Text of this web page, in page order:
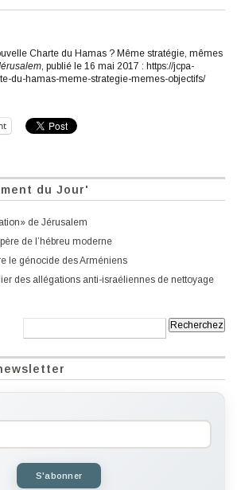
Charte du Hamas ? Même stratégie, mêmes
, publié le 16 mai 2017 : https://jcpa-
du-hamas-meme-strategie-memes-objectifs/
du Jour'
de Jérusalem
de l’hébreu moderne
le génocide des Arméniens
des allégations anti-israéliennes de nettoyage
Recherche:
S'abonner